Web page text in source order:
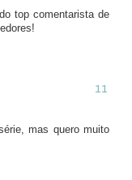
top comentarista de
mas quero muito